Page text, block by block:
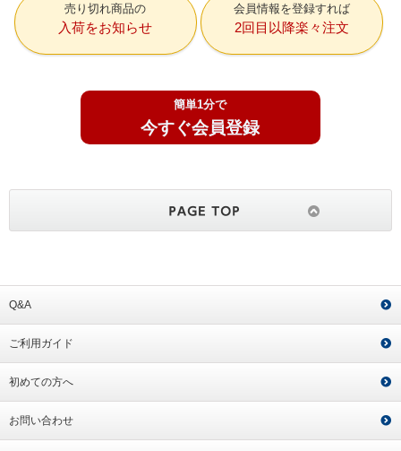
売り切れ商品の
入荷をお知らせ
会員情報を登録すれば
2回目以降楽々注文
簡単1分で
今すぐ会員登録
Q&A
ご利用ガイド
初めての方へ
お問い合わせ